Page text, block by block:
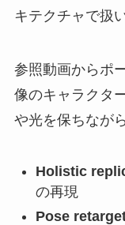
キテクチャで扱
参照動画からポ
像のキャラクタ
や光を保ちなが
Holistic
の再現
Pose